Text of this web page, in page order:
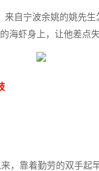
自宁波余姚的姚先
海虾身上，让他差点
，靠着勤劳的双手起